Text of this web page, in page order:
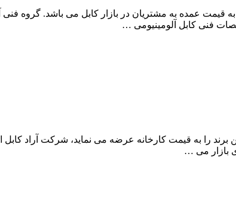
کابل، نمایندگی فروش کابل آلومینیومی ماهان300*1 تک رشته به قیمت عمده به
فنی کابل آلومینیومی …
که این کابل و انواع محصولات این برند را به قیمت کارخانه عرضه می
بازار می …